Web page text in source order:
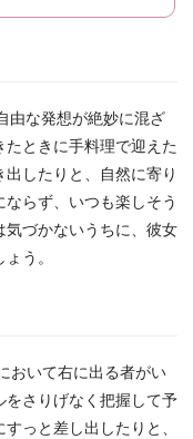
由な発想が絶妙に混ざ
たときに手料理で迎えた
したりと、自然に寄り
らず、いつも楽しそう
気づかないうちに、彼女
う。
おいて右に出る者がい
をさりげなく把握して予
っと差し出したりと、